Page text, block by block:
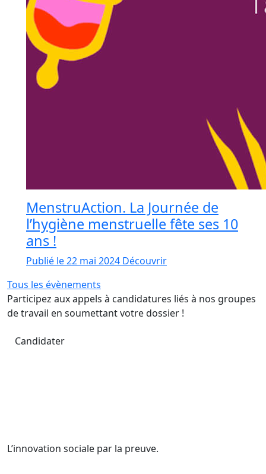
MenstruAction. La Journée de
l’hygiène menstruelle fête ses 10
ans !
Publié le 22 mai 2024 Découvrir
Tous les évènements
Participez aux appels à candidatures liés à nos groupes
de travail en soumettant votre dossier !
Candidater
L’innovation sociale par la preuve.